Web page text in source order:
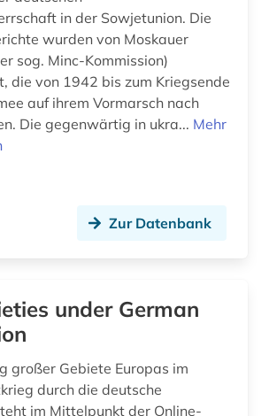
in der Sowjetunion. Die
wurden von Moskauer
sog. Minc-Kommission)
die von 1942 bis zum Kriegsende
auf ihrem Vormarsch nach
Die gegenwärtig in ukra... Mehr
Zur Datenbank
under German
großer Gebiete Europas im
durch die deutsche
im Mittelpunkt der Online-